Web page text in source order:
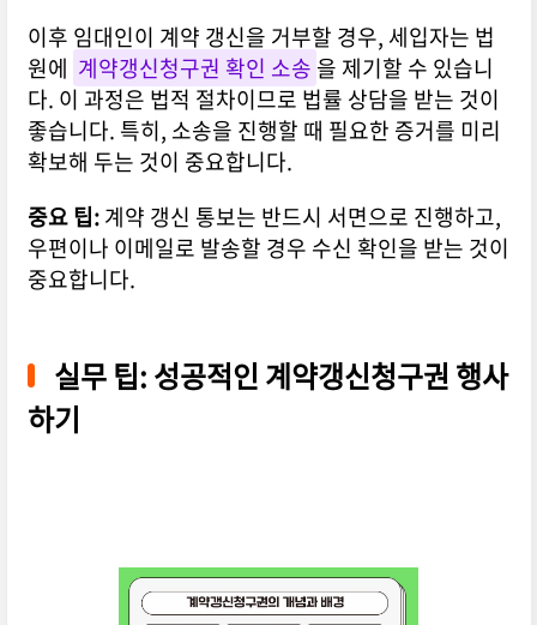
이후 임대인이 계약 갱신을 거부할 경우, 세입자는 법
원에 계약갱신청구권 확인 소송 을 제기할 수 있습니
다. 이 과정은 법적 절차이므로 법률 상담을 받는 것이
좋습니다. 특히, 소송을 진행할 때 필요한 증거를 미리
확보해 두는 것이 중요합니다.
중요 팁:계약 갱신 통보는 반드시 서면으로 진행하고,
우편이나 이메일로 발송할 경우 수신 확인을 받는 것이
중요합니다.
실무 팁: 성공적인 계약갱신청구권 행사
하기